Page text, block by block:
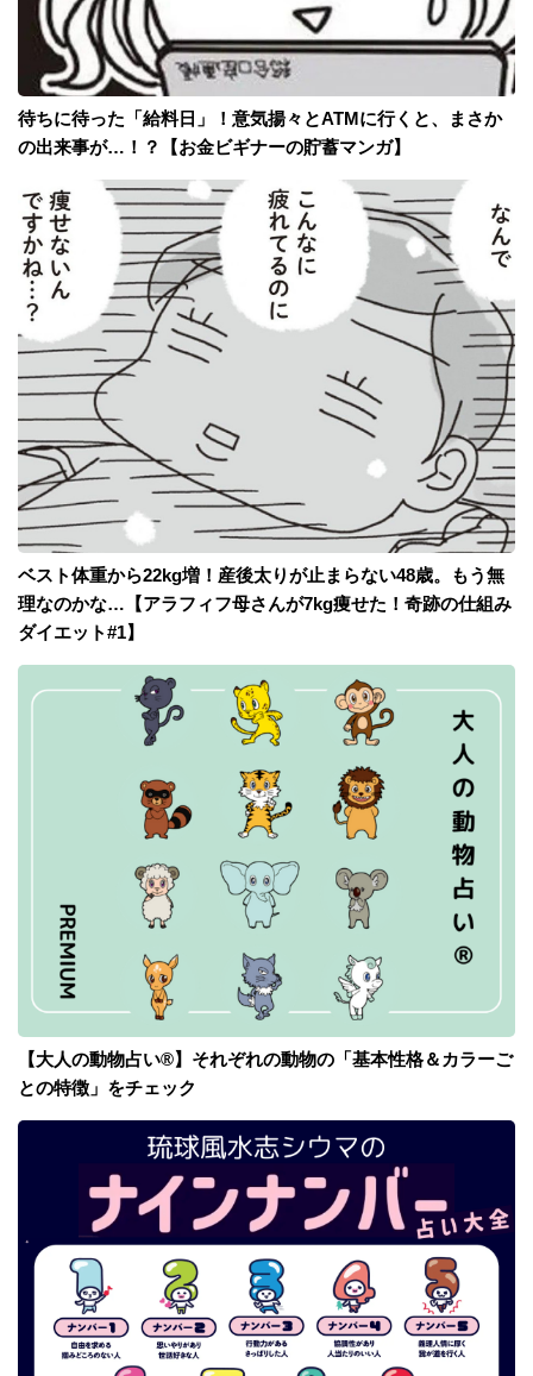
待ちに待った「給料日」！意気揚々とATMに行くと、まさか
の出来事が…！？【お金ビギナーの貯蓄マンガ】
ベスト体重から22kg増！産後太りが止まらない48歳。もう無
理なのかな…【アラフィフ母さんが7kg痩せた！奇跡の仕組み
ダイエット#1】
【大人の動物占い®】それぞれの動物の「基本性格＆カラーご
との特徴」をチェック